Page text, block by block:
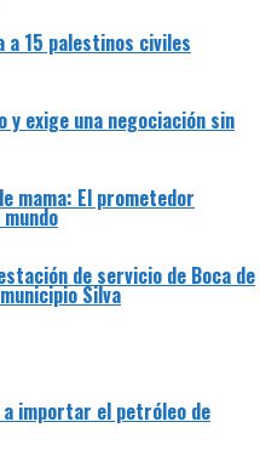
15 palestinos civiles
y exige una negociación sin
mama: El prometedor
de servicio de Boca de
Silva
importar el petróleo de